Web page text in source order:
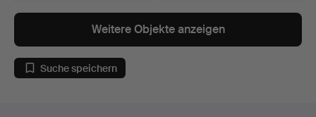
Weitere Objekte anzeigen
Suche speichern